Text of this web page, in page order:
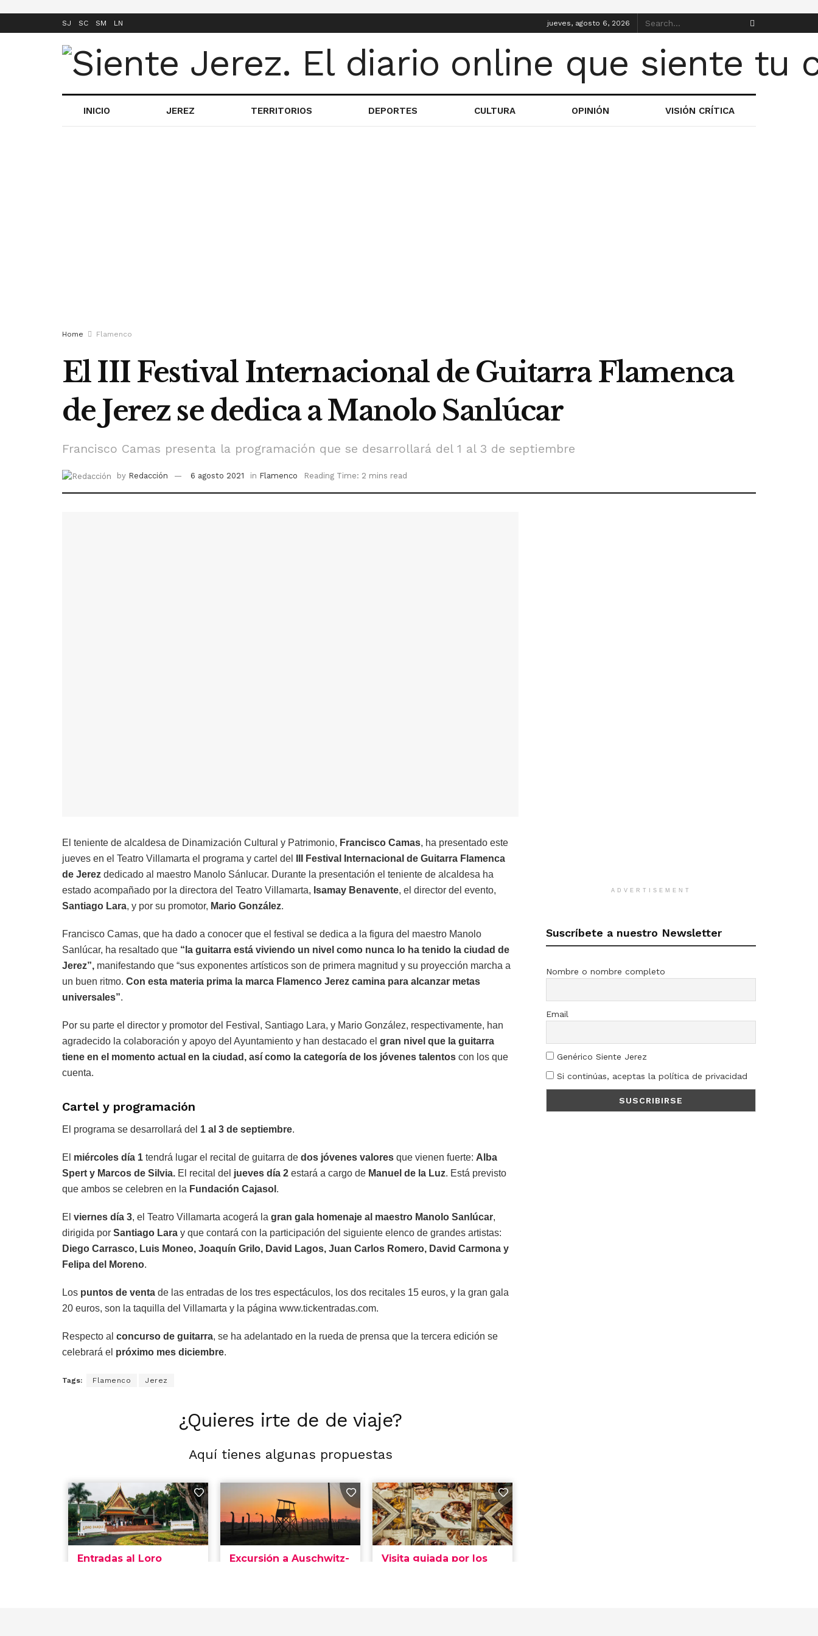
SJ SC SM LN jueves, agosto 6, 2026
INICIO JEREZ TERRITORIOS DEPORTES CULTURA OPINIÓN VISIÓN CRÍTICA
Home Flamenco
El III Festival Internacional de Guitarra Flamenca
de Jerez se dedica a Manolo Sanlúcar
Francisco Camas presenta la programación que se desarrollará del 1 al 3 de septiembre
by Redacción 6 agosto 2021 in Flamenco Reading Time: 2 mins read
El teniente de alcaldesa de Dinamización Cultural y Patrimonio, Francisco Camas, ha presentado este
jueves en el Teatro Villamarta el programa y cartel del
III Festival Internacional de Guitarra Flamenca
de Jerez dedicado al maestro Manolo Sánlucar. Durante la presentación el teniente de alcaldesa ha
estado acompañado por la directora del Teatro Villamarta, Isamay Benavente, el director del evento,
Santiago Lara, y por su promotor, Mario González.
Francisco Camas, que ha dado a conocer que el festival se dedica a la figura del maestro Manolo
Sanlúcar, ha resaltado que “la guitarra está viviendo un nivel como nunca lo ha tenido la ciudad de
Jerez”, manifestando que “sus exponentes artísticos son de primera magnitud y su proyección marcha a
un buen ritmo. Con esta materia prima la marca Flamenco Jerez camina para alcanzar metas
universales”.
Por su parte el director y promotor del Festival, Santiago Lara, y Mario González, respectivamente, han
agradecido la colaboración y apoyo del Ayuntamiento y han destacado el gran nivel que la guitarra
tiene en el momento actual en la ciudad, así como la categoría de los jóvenes talentos con los que
cuenta.
Cartel y programación
El programa se desarrollará del 1 al 3 de septiembre.
El miércoles día 1 tendrá lugar el recital de guitarra de dos jóvenes valores que vienen fuerte: Alba
Spert y Marcos de Silvia. El recital del jueves d ía 2 estará a cargo de Manuel de la Luz. Está previsto
que ambos se celebren en la Fundación Cajasol .
El viernes día 3, el Teatro Villamarta acogerá la gran gala homenaje al maestro Manolo Sanlúcar,
dirigida por Santiago Lara y que contará con la participación del siguiente elenco de grandes artistas:
Diego Carrasco, Luis Moneo, Joaquín Grilo, David Lagos, Juan Carlos Romero, David Carmona y
Felipa del Moreno.
Los puntos de venta de las entradas de los tres espectáculos, los dos recitales 15 euros, y la gran gala
20 euros, son la taquilla del Villamarta y la página www.tickentradas.com.
Respecto al concurso de guitarra, se ha adelantado en la rueda de prensa que la tercera edición se
celebrará el próximo mes diciembre.
Tags: Flamenco Jerez
¿Quieres irte de de viaje?
Aquí tienes algunas propuestas
ADVERTISEMENT
Suscríbete a nuestro Newsletter
Nombre o nombre completo
Email
Genérico Siente Jerez
Si continúas, aceptas la política de privacidad